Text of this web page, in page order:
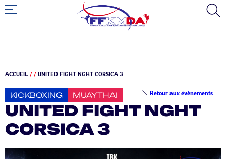
ACCUEIL / / UNITED FIGHT NGHT CORSICA 3
KICKBOXING MUAYTHAI Retour aux évènements
UNITED FIGHT NGHT
CORSICA 3